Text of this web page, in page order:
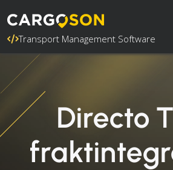
Transport Management Software
Directo